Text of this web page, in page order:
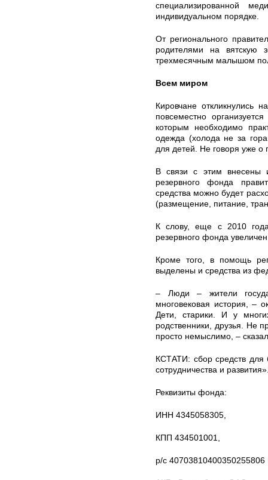
специализированной
индивидуальном порядке.
От регионального
родителями на
трехмесячным малышом
Всем миром
Кировчане откликнулись
повсеместно
которым необходимо
одежда (холода не за
для детей. Не говоря уже о
В связи с этим внесены
резервного фонда
средства можно будет
(размещение, питание,
К слову, еще с 2010
резервного фонда
Кроме того, в помощь
выделены и средства из
– Люди – жители
многовековая история, –
Дети, старики. И у
родственники, друзья. Не
просто немыслимо, –
КСТАТИ: сбор средств для
сотрудничества и
Реквизиты фонда:
ИНН 4345058305,
КПП 434501001,
р/с 40703810400350255806